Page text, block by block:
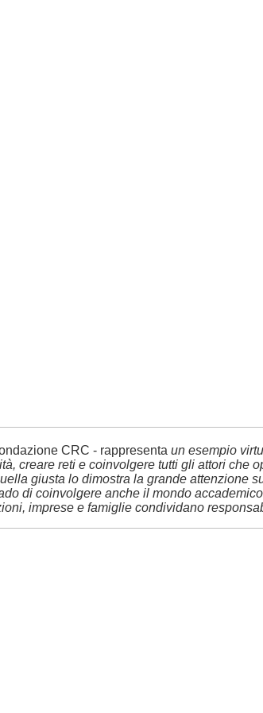
CRC - rappresenta un esempio
creare reti e coinvolgere tutti gli attori che
giusta lo dimostra la grande attenzione
di coinvolgere anche il mondo
imprese e famiglie condividano